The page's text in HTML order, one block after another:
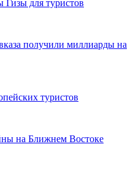
для туристов
получили миллиарды на
туристов
на Ближнем Востоке